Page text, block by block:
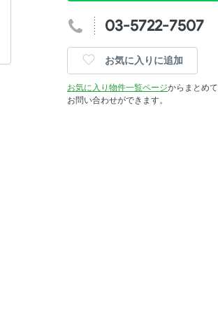
03-5722-7507
お気に入りに追加
お気に入り物件一覧ページからまとめて
お問い合わせができます。